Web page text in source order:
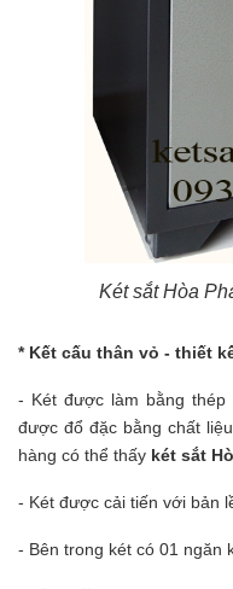
Két sắt Hòa
* Kết cấu thân vỏ - thiết
- Két được làm bằng
được đổ đặc bằng chất
hàng có thể thấy két sắt
- Két được cải tiến với bản
- Bên trong két có 01 ngăn